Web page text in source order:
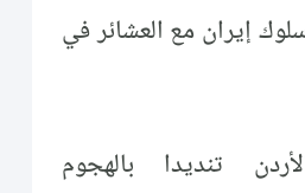
إيران مع العشائر في
تنديدا بالهجوم